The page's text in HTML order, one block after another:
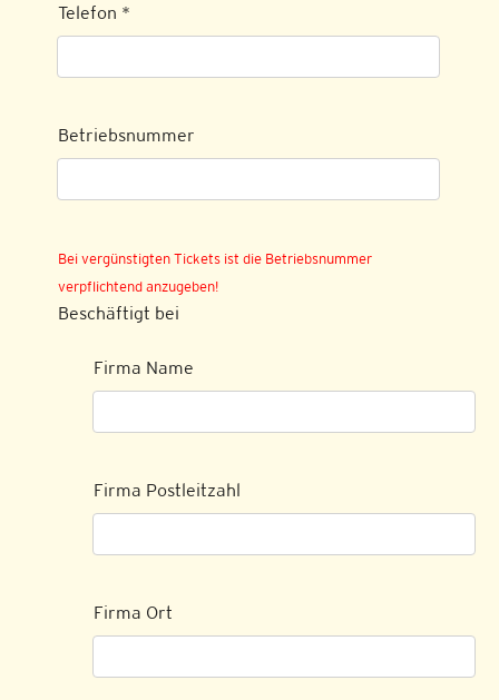
Telefon *
Betriebsnummer
Bei vergünstigten Tickets ist die Betriebsnummer
verpflichtend anzugeben!
Beschäftigt bei
Firma Name
Firma Postleitzahl
Firma Ort